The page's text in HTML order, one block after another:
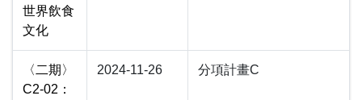
世界飲食
文化
〈二期〉
C2-02：
2024-11-26 分項計畫C